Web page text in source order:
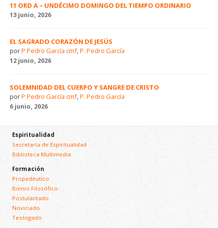
11 ORD A – UNDÉCIMO DOMINGO DEL TIEMPO ORDINARIO
13 junio, 2026
EL SAGRADO CORAZÓN DE JESÚS
porP Pedro García cmf, P. Pedro García
12 junio, 2026
SOLEMNIDAD DEL CUERPO Y SANGRE DE CRISTO
porP Pedro García cmf, P. Pedro García
6 junio, 2026
Espiritualidad
Secretaría de Espiritualidad
Biblioteca Multimedia
Formación
Propedéutico
Bienio Filosófico
Postulantado
Noviciado
Teologado